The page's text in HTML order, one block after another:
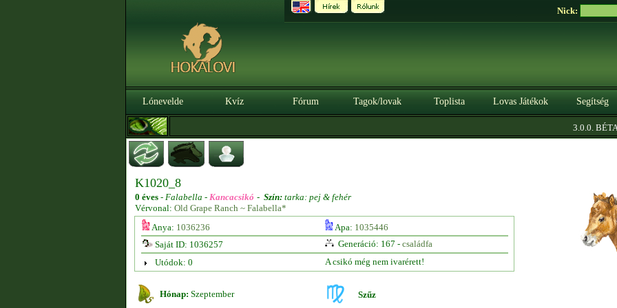
Nick:
Lónevelde Kvíz Fórum Tagok/lovak Toplista Lovas Játékok Segítség
3.0.0. BÉTA|
K1020_8
0 éves - Falabella - Kancacsikó - Szín: tarka: pej & fehér
Vérvonal: Old Grape Ranch ~ Falabella*
Anya: 1036236 Apa: 1035446
Saját ID: 1036257
Generáció: 167 - családfa
Utódok: 0
A csikó még nem ivarérett!
Hónap: Szeptember Szűz